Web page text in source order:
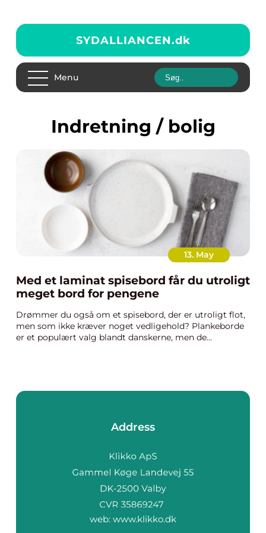
SYDALLIANCEN.dk
Menu
Indretning / bolig
13. May
Med et laminat spisebord får du utroligt
meget bord for pengene
Drømmer du også om et spisebord, der er utroligt flot,
men som ikke kræver noget vedligehold? Plankeborde
er et populært valg blandt danskerne, men de...
Address
web: www.klikko.dk